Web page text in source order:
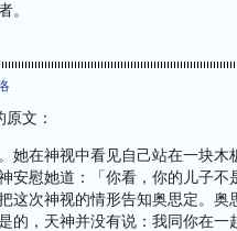
。
文：
她在神视中看见自己站在一块
安慰她道：「你看，你的儿子
这次神视的情形告知奥思定。
的，天神并没有说：我同你在